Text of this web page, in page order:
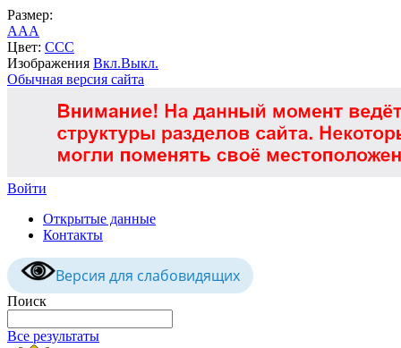
Размер:
AAA
Цвет: CCC
Изображения Вкл.Выкл.
Обычная версия сайта
Войти
Открытые данные
Контакты
Версия для слабовидящих
Поиск
Все результаты